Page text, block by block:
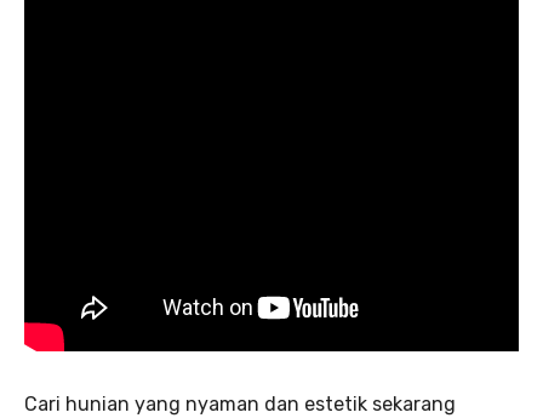
Cari hunian yang nyaman dan estetik sekarang